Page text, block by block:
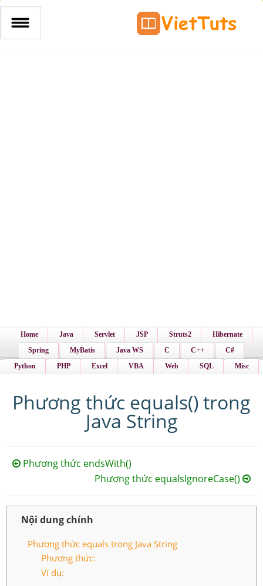
Home Java Servlet JSP Struts2
Hibernate
Spring
MyBatis Java WS C C++
C#
Python
PHP Excel VBA Web SQL Misc
Phương thức equals() trong
Java String
Phương thức endsWith()
Phương thức equalsIgnoreCase()
Nội dung chính
Phương thức equals trong Java String
Phương thức:
Ví dụ: